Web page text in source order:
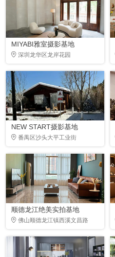
MIYABI雅室摄影基地
深圳龙华区龙岸花园
NEW START摄影基地
番禺区沙头大平工业街
顺德龙江绝美实拍基地
佛山顺德龙江镇西溪文昌路